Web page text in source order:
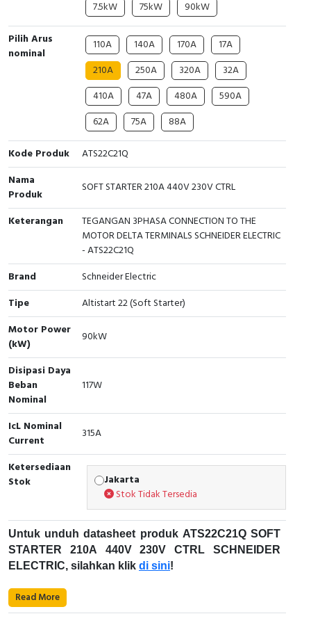
Cable Operated Switch
Signalling Columns
Safety Sensors
Pressure Switch
Ultrasonic & Rotary Encoder
Limit Switch
Inductive Sensors
Photoelectric
Cam Switch
RFID
Capacitive Sensors
Safety Switch
Radio Frequency
Contact Block
Panel Box
7.5kW
75kW
90kW
Pilih Arus
nominal
110A 140A 170A
17A
210A
250A 320A
32A
410A
47A 480A
590A
62A
75A
88A
Kode Produk
ATS22C21Q
Nama
Produk
SOFT STARTER 210A 440V 230V CTRL
Keterangan
TEGANGAN 3PHASA CONNECTION TO THE
MOTOR DELTA TERMINALS SCHNEIDER ELECTRIC
- ATS22C21Q
Brand
Schneider Electric
Tipe
Altistart 22 (Soft Starter)
Motor Power
(kW)
90kW
Disipasi Daya
Beban
Nominal
117W
IcL Nominal
Current
315A
Ketersediaan
Stok
Jakarta
Stok Tidak Tersedia
Untuk unduh datasheet produk ATS22C21Q SOFT
STARTER 210A 440V 230V CTRL SCHNEIDER
ELECTRIC, silahkan klik di sini!
Karakteristik Teknikal:
Read More